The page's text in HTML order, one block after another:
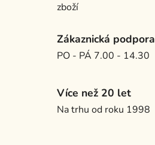
zboží
Zákaznická podpora
PO - PÁ 7.00 - 14.30
Více než 20 let
Na trhu od roku 1998